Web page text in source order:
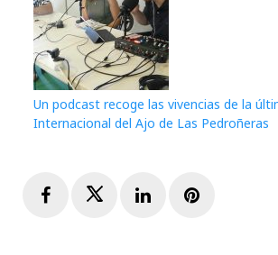
Un podcast recoge las vivencias de la
Internacional del Ajo de Las Pedroñeras
FacebookTwitterLinkedInPinterest